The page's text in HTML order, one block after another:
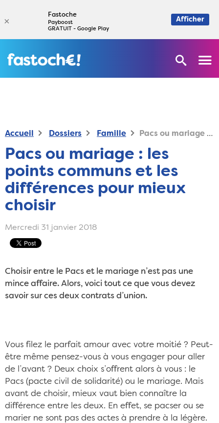
Accueil Dossiers Famille Pacs ou mariage : les points communs et les différences pour mieux choisir
Pacs ou mariage : les
points communs et les
différences pour mieux
choisir
Mercredi 31 janvier 2018
Choisir entre le Pacs et le mariage n’est pas une
mince affaire. Alors, voici tout ce que vous devez
savoir sur ces deux contrats d’union.
Vous filez le parfait amour avec votre moitié ? Peut-
être même pensez-vous à vous engager pour aller
de l’avant ? Deux choix s’offrent alors à vous : le
Pacs (pacte civil de solidarité) ou le mariage. Mais
avant de choisir, mieux vaut bien connaître la
différence entre les deux. En effet, se pacser ou se
marier ne sont pas des actes à prendre à la légère.
×
Fastoche
Payboost
GRATUIT - Google Play
Afficher